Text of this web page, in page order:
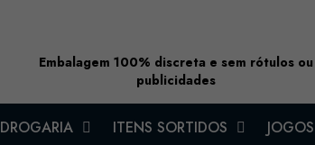
Embalagem 100% discreta e sem rótulos ou
publicidades
DROGARIA ITENS SORTIDOS JOGOS